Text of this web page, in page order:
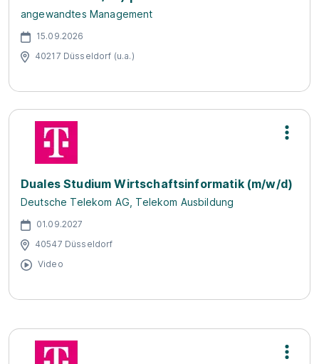
angewandtes Management
15.09.2026
40217 Düsseldorf (u.a.)
Duales Studium Wirtschaftsinformatik (m/w/d)
Deutsche Telekom AG, Telekom Ausbildung
01.09.2027
40547 Düsseldorf
Video